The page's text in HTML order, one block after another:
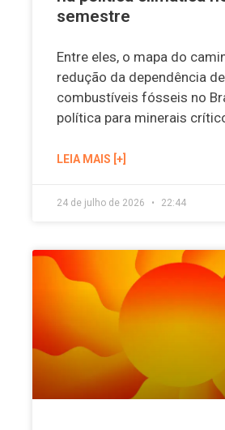
semestre
Entre eles, o mapa do
redução da dependência de
combustíveis fósseis no
política para minerais
LEIA MAIS [+]
24 de julho de 2026 22:44